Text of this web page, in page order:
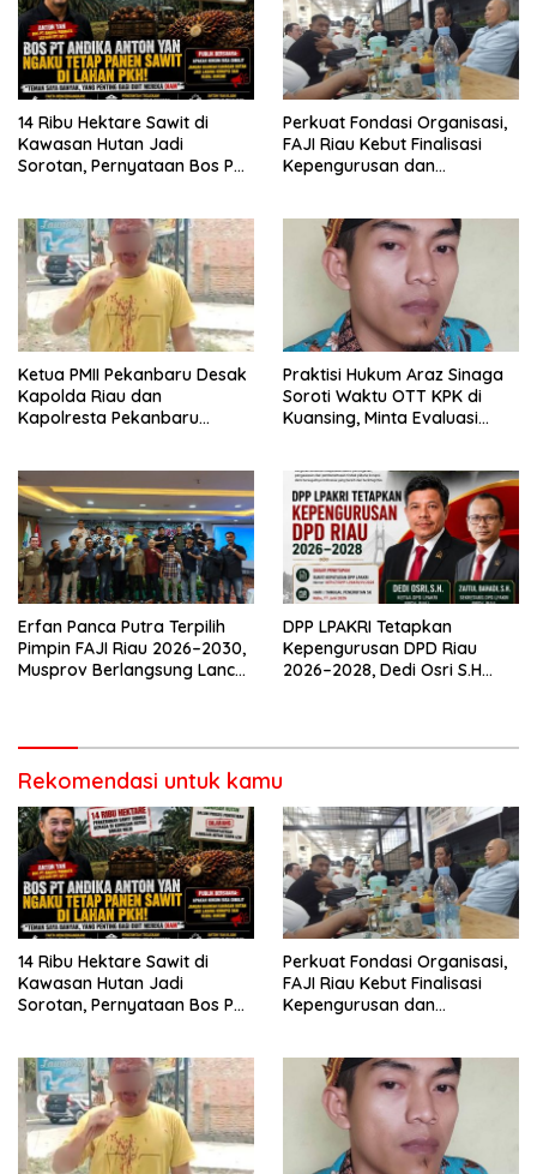
14 Ribu Hektare Sawit di
Kawasan Hutan Jadi
Sorotan, Pernyataan Bos PT
Perkuat Fondasi Organisasi,
FAJI Riau Kebut Finalisasi
Kepengurusan dan
Ketua PMII Pekanbaru Desak
Kapolda Riau dan
Kapolresta Pekanbaru
Sekretaris PKC PMII Riau
Praktisi Hukum Araz Sinaga
Soroti Waktu OTT KPK di
Kuansing, Minta Evaluasi
Erfan Panca Putra Terpilih
Pimpin FAJI Riau 2026–2030,
Musprov Berlangsung Lancar
DPP LPAKRI Tetapkan
Kepengurusan DPD Riau
2026–2028, Dedi Osri S.H
Rekomendasi untuk kamu
14 Ribu Hektare Sawit di
Kawasan Hutan Jadi
Sorotan, Pernyataan Bos PT
Perkuat Fondasi Organisasi,
FAJI Riau Kebut Finalisasi
Kepengurusan dan